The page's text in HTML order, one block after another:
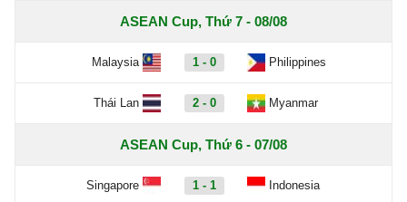
ASEAN Cup, Thứ 7 - 08/08
Malaysia 1 - 0 Philippines
Thái Lan 2 - 0 Myanmar
ASEAN Cup, Thứ 6 - 07/08
Singapore 1 - 1 Indonesia